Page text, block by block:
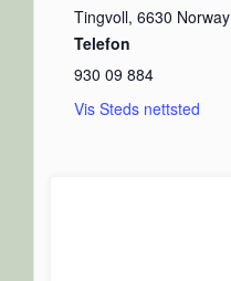
Tingvoll, 6630 Norway
Telefon
930 09 884
Vis Steds nettsted